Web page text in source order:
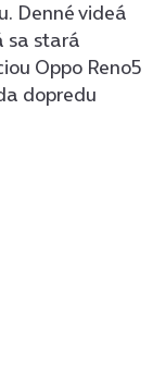
Denné videá
sa stará
Oppo Reno5
dopredu